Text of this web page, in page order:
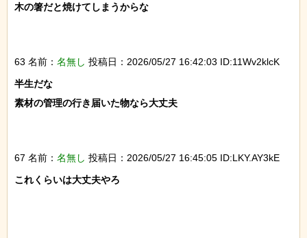
木の箸だと焼けてしまうからな
63 名前： 名無し 投稿日：2026/05/27 16:42:03 ID:11Wv2klcK
半生だな
素材の管理の行き届いた物なら大丈夫
67 名前： 名無し 投稿日：2026/05/27 16:45:05 ID:LKY.AY3kE
これくらいは大丈夫やろ